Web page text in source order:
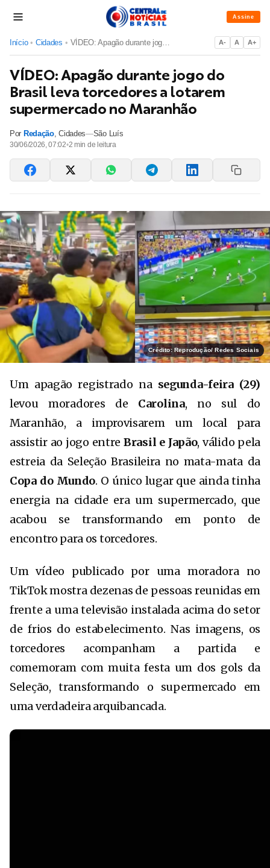
Assine
Início • Cidades • VÍDEO: Apagão durante jogo do Brasil leva torcedores a lotar... A- A A+
VÍDEO: Apagão durante jogo do
Brasil leva torcedores a lotarem
supermercado no Maranhão
Por Redação,Cidades—São Luís
30/06/2026, 07:02•2 min de leitura
Crédito: Reprodução/ Redes Sociais
Um apagão registrado na segunda-feira (29)
levou moradores de Carolina, no sul do
Maranhão, a improvisarem um local para
assistir ao jogo entreBrasil e Japão, válido pela
estreia da Seleção Brasileira no mata-mata da
Copa do Mundo. O único lugar que ainda tinha
energia na cidade era um supermercado, que
acabou se transformando em ponto de
encontro para os torcedores.
Um vídeo publicado por uma moradora no
TikTok mostra dezenas de pessoas reunidas em
frente a uma televisão instalada acima do setor
de frios do estabelecimento. Nas imagens, os
torcedores acompanham a partida e
comemoram com muita festa um dos gols da
Seleção, transformando o supermercado em
uma verdadeira arquibancada.